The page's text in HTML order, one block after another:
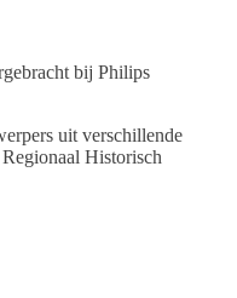
bij Philips
uit verschillende
Historisch